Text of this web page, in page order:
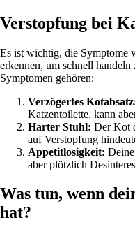
Verstopfung bei
Es ist wichtig, die Symptome
erkennen, um schnell
Symptomen gehören:
Verzögertes
Katzentoilette, kann
Harter Stuhl: Der Kot
auf Verstopfung
Appetitlosigkeit:
aber plötzlich
Was tun, wenn
hat?